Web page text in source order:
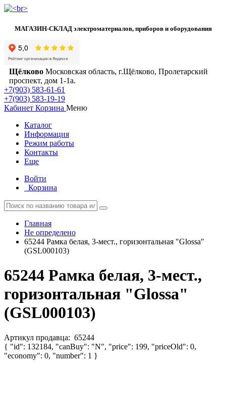
МАГАЗИН-СКЛАД электроматериалов, приборов и оборудования
Щёлково Московская область, г.Щёлково, Пролетарский
проспект, дом 1‑1а.
+7(903) 583-61-61
+7(903) 583-19-19
Кабинет Корзина Меню
Каталог
Информация
Режим работы
Контакты
Еще
Войти
Корзина
Главная
Не определено
65244 Рамка белая, 3-мест., горизонтальная "Glossa"
(GSL000103)
65244 Рамка белая, 3-мест.,
горизонтальная "Glossa"
(GSL000103)
Артикул продавца: 65244
{ "id": 132184, "canBuy": "N", "price": 199, "priceOld": 0,
"economy": 0, "number": 1 }